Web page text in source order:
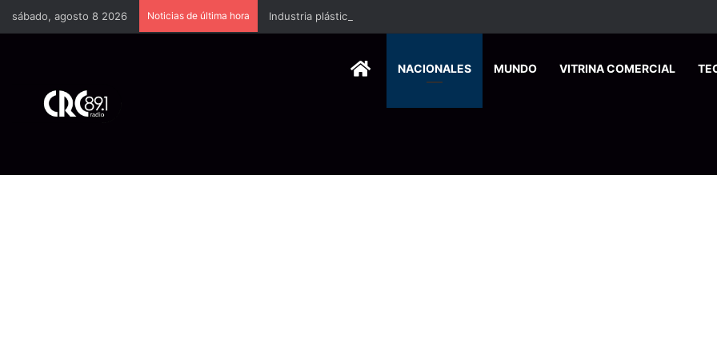
sábado, agosto 8 2026 Noticias de última hora Industria plástica se suma a la economía circular
HOMENACIONALES MUNDO VITRINA COMERCIAL